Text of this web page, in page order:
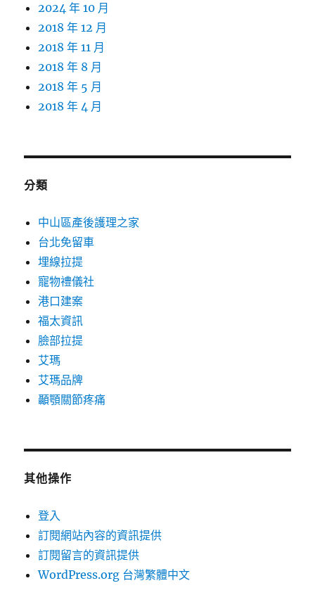
2024 年 10 月
2018 年 12 月
2018 年 11 月
2018 年 8 月
2018 年 5 月
2018 年 4 月
分類
中山區產後護理之家
台北免留車
埋線拉提
寵物禮儀社
港口建案
福太資訊
臉部拉提
艾瑪
艾瑪品牌
顳顎關節疼痛
其他操作
登入
訂閱網站內容的資訊提供
訂閱留言的資訊提供
WordPress.org 台灣繁體中文